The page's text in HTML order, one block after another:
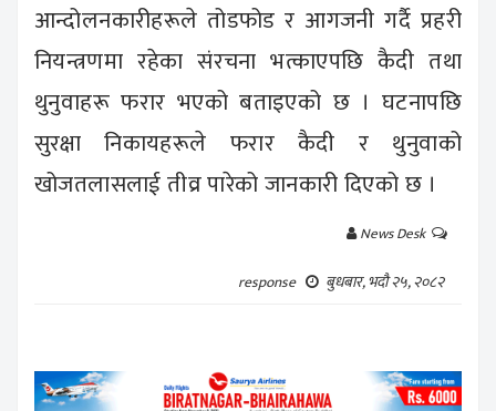
आन्दोलनकारीहरूले तोडफोड र आगजनी गर्दै प्रहरी
नियन्त्रणमा रहेका संरचना भत्काएपछि कैदी तथा
थुनुवाहरू फरार भएको बताइएको छ । घटनापछि
सुरक्षा निकायहरूले फरार कैदी र थुनुवाको
खोजतलासलाई तीव्र पारेको जानकारी दिएको छ ।
News Desk
response
बुधबार, भदौ २५, २०८२